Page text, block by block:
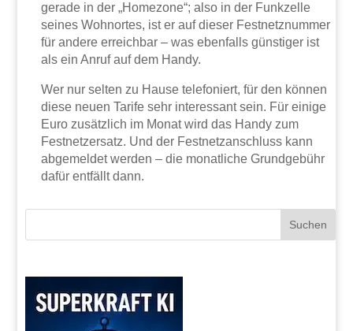
gerade in der „Homezone“; also in der Funkzelle
seines Wohnortes, ist er auf dieser Festnetznummer
für andere erreichbar – was ebenfalls günstiger ist
als ein Anruf auf dem Handy.
Wer nur selten zu Hause telefoniert, für den können
diese neuen Tarife sehr interessant sein. Für einige
Euro zusätzlich im Monat wird das Handy zum
Festnetzersatz. Und der Festnetzanschluss kann
abgemeldet werden – die monatliche Grundgebühr
dafür entfällt dann.